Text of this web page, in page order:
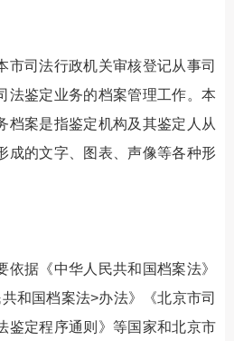
司法行政机关审核登记从事司
法鉴定业务的档案管理工作。本
档案是指鉴定机构及其鉴定人从
成的文字、图表、声像等各种形
据《中华人民共和国档案法》
和国档案法>办法》《北京市司
鉴定程序通则》等国家和北京市